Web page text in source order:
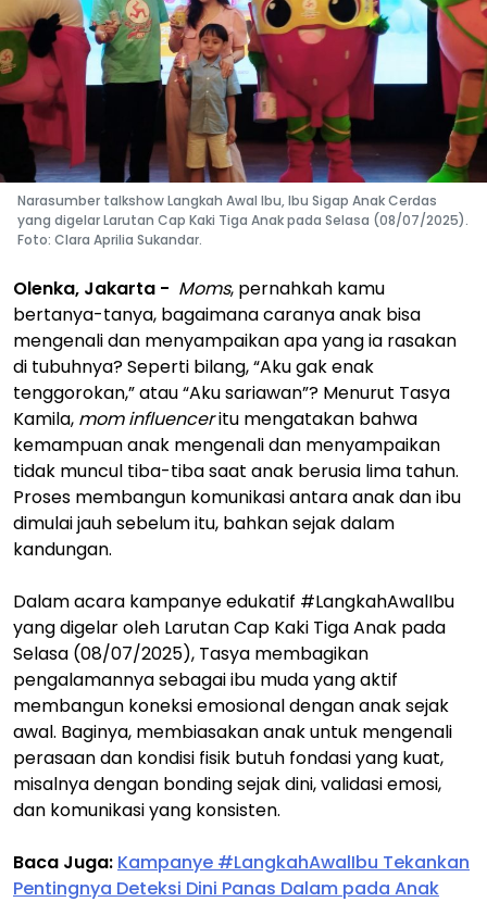
Narasumber talkshow Langkah Awal Ibu, Ibu Sigap Anak Cerdas
yang digelar Larutan Cap Kaki Tiga Anak pada Selasa (08/07/2025).
Foto: Clara Aprilia Sukandar.
Olenka, Jakarta - Moms, pernahkah kamu
bertanya-tanya, bagaimana caranya anak bisa
mengenali dan menyampaikan apa yang ia rasakan
di tubuhnya? Seperti bilang, “Aku gak enak
tenggorokan,” atau “Aku sariawan”? Menurut Tasya
Kamila, mom influenceritu mengatakan bahwa
kemampuan anak mengenali dan menyampaikan
tidak muncul tiba-tiba saat anak berusia lima tahun.
Proses membangun komunikasi antara anak dan ibu
dimulai jauh sebelum itu, bahkan sejak dalam
kandungan.
Dalam acara kampanye edukatif #LangkahAwalIbu
yang digelar oleh Larutan Cap Kaki Tiga Anak pada
Selasa (08/07/2025), Tasya membagikan
pengalamannya sebagai ibu muda yang aktif
membangun koneksi emosional dengan anak sejak
awal. Baginya, membiasakan anak untuk mengenali
perasaan dan kondisi fisik butuh fondasi yang kuat,
misalnya dengan bonding sejak dini, validasi emosi,
dan komunikasi yang konsisten.
Baca Juga: Kampanye #LangkahAwalIbu Tekankan
Pentingnya Deteksi Dini Panas Dalam pada Anak